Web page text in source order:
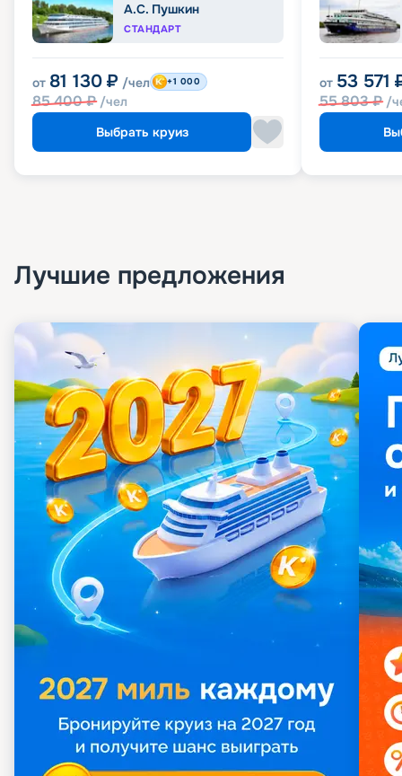
А.С. Пушкин
СТАНДАРТ
от 81 130 ₽ /чел
85 400₽ /чел
+1 000
Выбрать круиз
от 53 571
55 803₽ /
Лучшие предложения